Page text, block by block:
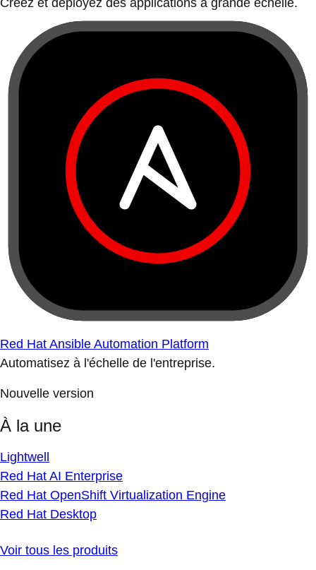
Créez et déployez des applications à grande échelle.
Red Hat Ansible Automation Platform
Automatisez à l'échelle de l'entreprise.
Nouvelle version
À la une
Lightwell
Red Hat AI Enterprise
Red Hat OpenShift Virtualization Engine
Red Hat Desktop
Voir tous les produits